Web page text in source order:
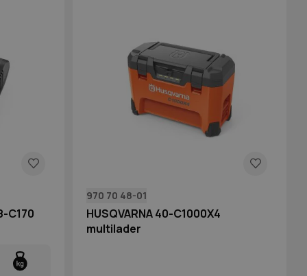
C170
970 70 48-01
HUSQVARNA 40-C1000X4
multilader